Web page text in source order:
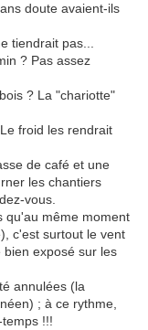
doute avaient-ils
tiendrait pas...
? Pas assez
? La "chariotte"
froid les rendrait
de café et une
les chantiers
vous.
qu'au même moment
c'est surtout le vent
exposé sur les
annulées (la
; à ce rythme,
!!!